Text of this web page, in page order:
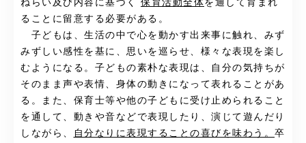
ねらい及び内容に基づく 保育活動全体を通して育まれ
ることに留意する必要がある。
子どもは、生活の中で心を動かす出来事に触れ、みず
みずしい感性を基に、思いを巡らせ、様々な表現を楽し
むようになる。子どもの素朴な表現は、自分の気持ちが
そのまま声や表情、身体の動きになって表れることがあ
る。また、保育士等や他の子どもに受け止められること
を通して、動きや音などで表現したり、演じて遊んだり
しながら、
自分なりに表現することの喜びを味わう。 卒